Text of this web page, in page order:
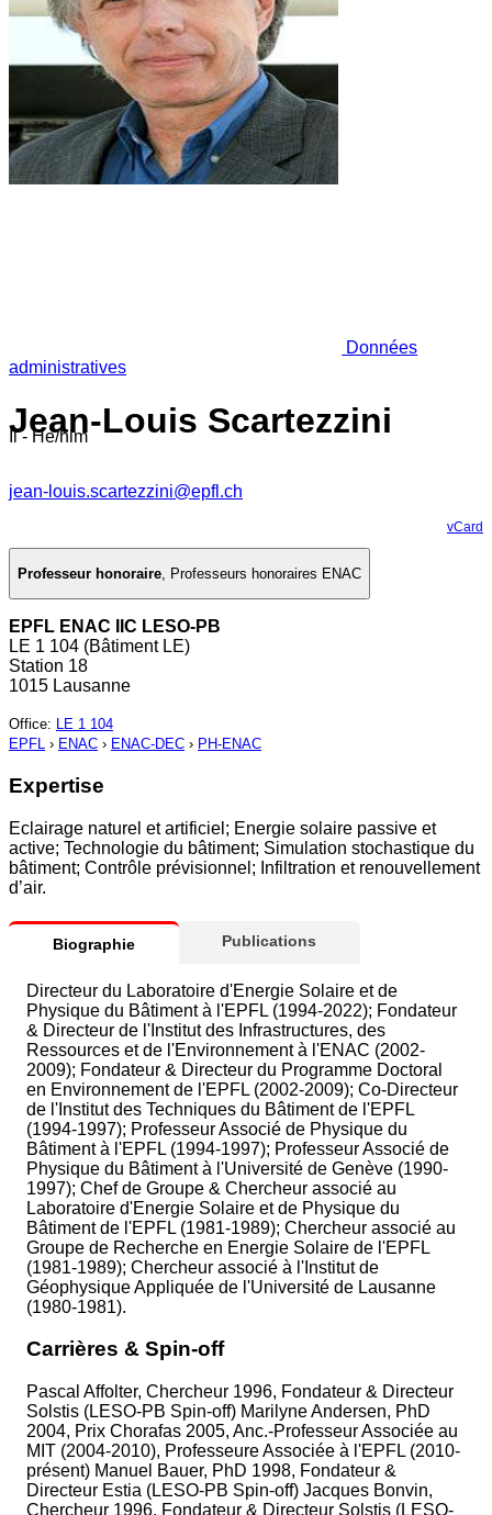
Données
administratives
Jean-Louis Scartezzini
Il - He/him
jean-louis.scartezzini@epfl.ch
vCard
Professeur honoraire Professeurs honoraires ENAC
EPFL ENAC IIC LESO-PB
LE 1 104 (Bâtiment LE)
Station 18
1015 Lausanne
Office: LE 1 104
EPFL › ENAC › ENAC-DEC › PH-ENAC
Expertise
Eclairage naturel et artificiel; Energie solaire passive et
active; Technologie du bâtiment; Simulation stochastique du
bâtiment; Contrôle prévisionnel; Infiltration et renouvellement
d’air.
Biographie Publications
Directeur du Laboratoire d'Energie Solaire et de
Physique du Bâtiment à l'EPFL (1994-2022); Fondateur
& Directeur de l'Institut des Infrastructures, des
Ressources et de l'Environnement à l'ENAC (2002-
2009); Fondateur & Directeur du Programme Doctoral
en Environnement de l'EPFL (2002-2009); Co-Directeur
de l'Institut des Techniques du Bâtiment de l'EPFL
(1994-1997); Professeur Associé de Physique du
Bâtiment à l'EPFL (1994-1997); Professeur Associé de
Physique du Bâtiment à l'Université de Genève (1990-
1997); Chef de Groupe & Chercheur associé au
Laboratoire d'Energie Solaire et de Physique du
Bâtiment de l'EPFL (1981-1989); Chercheur associé au
Groupe de Recherche en Energie Solaire de l'EPFL
(1981-1989); Chercheur associé à l'Institut de
Géophysique Appliquée de l'Université de Lausanne
(1980-1981).
Carrières & Spin-off
Pascal Affolter, Chercheur 1996, Fondateur & Directeur
Solstis (LESO-PB Spin-off) Marilyne Andersen, PhD
2004, Prix Chorafas 2005, Anc.-Professeur Associée au
MIT (2004-2010), Professeure Associée à l'EPFL (2010-
présent) Manuel Bauer, PhD 1998, Fondateur &
Directeur Estia (LESO-PB Spin-off) Jacques Bonvin,
Chercheur 1996, Fondateur & Directeur Solstis (LESO-